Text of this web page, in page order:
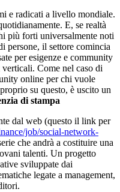
e radicati a livello mondiale.
E, se realtà
più forti universalmente noti
persone, il settore comincia
per esigenze e community
Come nel caso di
online per chi vuole
su questo, è uscito un
di stampa
dal web (questo il link per
job/social-network-
che andrà a costituire una
talenti. Un progetto
sviluppate dai
legate a management,